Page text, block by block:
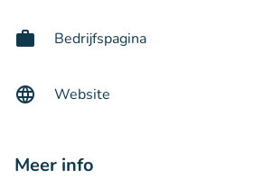
Bedrijfspagina
Website
Meer info